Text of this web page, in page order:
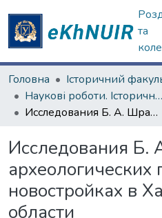
та
Головна
Історичний
Наукові роботи. Історичний факультет
Исследования Б. А. Шрамко археологических памятников на новостройках в Харьковской области
Исследования
археологических
новостройках в
области